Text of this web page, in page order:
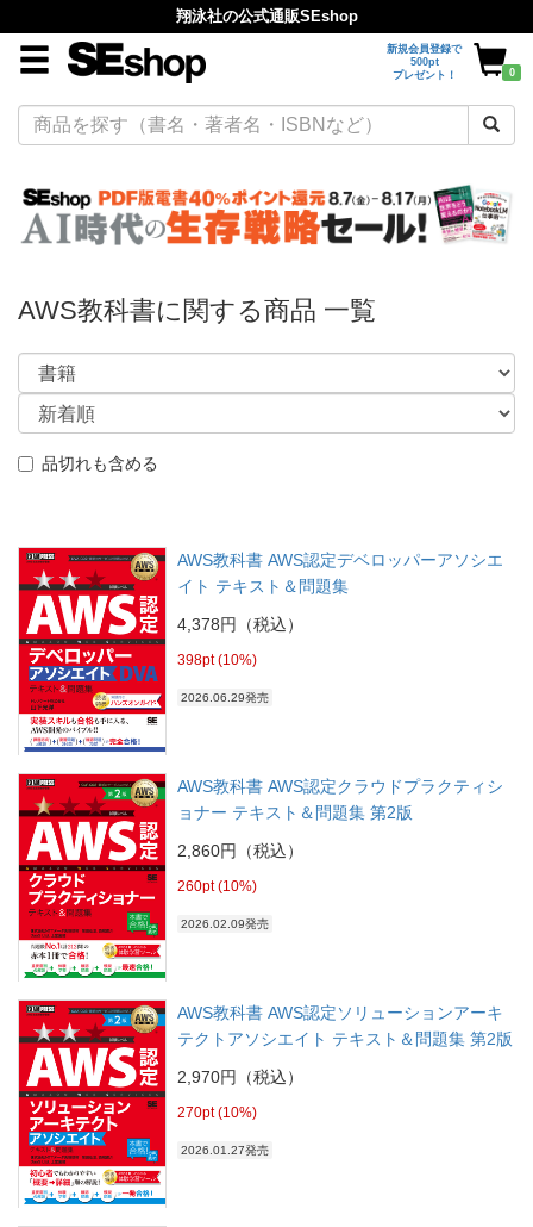
翔泳社の公式通販SEshop
新規会員登録で
500pt
プレゼント！
0
AWS教科書に関する商品 一覧
品切れも含める
AWS教科書 AWS認定デベロッパーアソシエ
イト テキスト＆問題集
4,378円（税込）
398pt (10%)
2026.06.29発売
AWS教科書 AWS認定クラウドプラクティシ
ョナー テキスト＆問題集 第2版
2,860円（税込）
260pt (10%)
2026.02.09発売
AWS教科書 AWS認定ソリューションアーキ
テクトアソシエイト テキスト＆問題集 第2版
2,970円（税込）
270pt (10%)
2026.01.27発売